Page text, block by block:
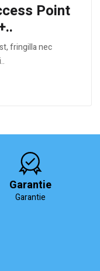
Point
fringilla nec
Garantie
Garantie